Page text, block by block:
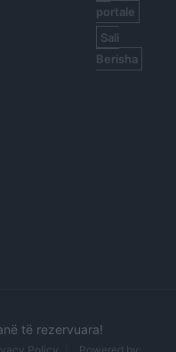
portale
Sali
Berisha
të rezervuara!